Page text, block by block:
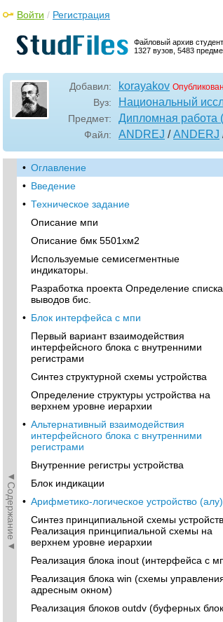
Файловый архив
1327 вузов, 5483
Войти / Регистрация
Добавил: korayakov
Вуз: Национальный
Предмет: Дипломная работа
Файл: ANDREJ /ANDERJ
◄Содержание◄
• Оглавление
• Введение
• Техническое задание
Описание мпи
Описание бмк 5501хм2
Используемые семисегментные
индикаторы.
Разработка проекта Определение списка
выводов бис.
• Блок интерфейса с мпи
Первый вариант взаимодействия
интерфейсного блока с внутренними
регистрами
Синтез структурной схемы устройства
Определение структуры устройства на
верхнем уровне иерархии
• Альтернативный взаимодействия
интерфейсного блока с внутренними
регистрами
Внутренние регистры устройства
Блок индикации
• Арифметико-логическое устройство (алу)
Синтез принципиальной схемы
Реализация принципиальной схемы на
верхнем уровне иерархии
Реализация блока inout (интерфейса с
Реализация блока win (схемы
адресным окном)
Реализация блоков outdv (буферных